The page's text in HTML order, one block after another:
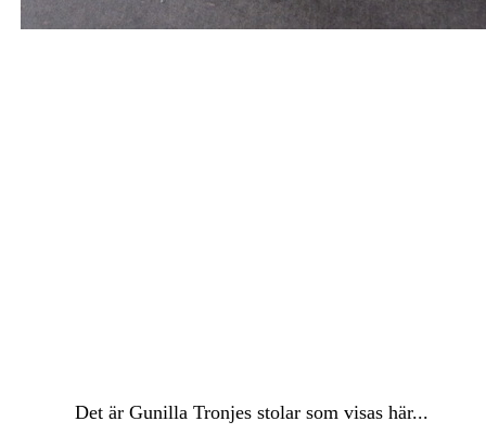
Det är Gunilla Tronjes stolar som visas här...